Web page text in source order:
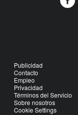
Publicidad
Contacto
Empleo
Privacidad
Términos del Servicio
Sobre nosotros
Cookie Settings